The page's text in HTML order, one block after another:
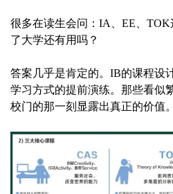
很多在读生会问：IA、EE、TOK
了大学还有用吗？
答案几乎是肯定的。IB的课程设
学习方式的提前演练。那些看似
校门的那一刻显露出真正的价值。